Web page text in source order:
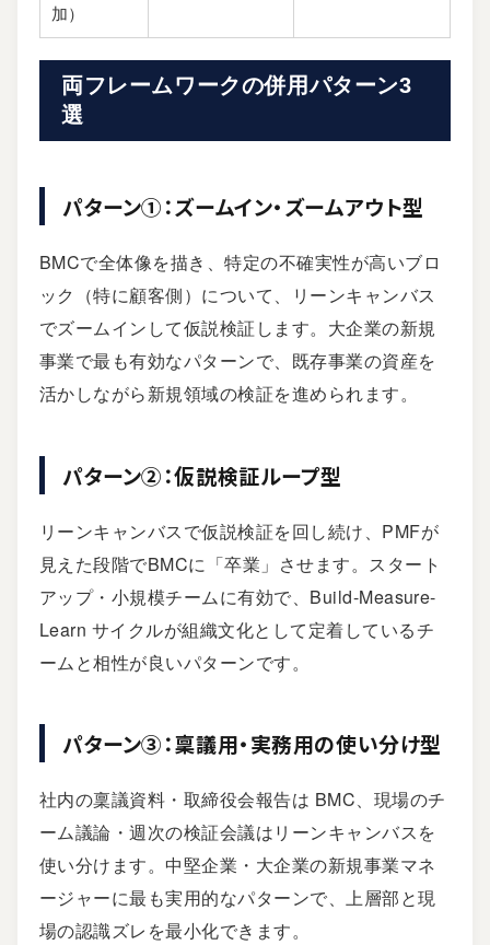
加）
両フレームワークの併用パターン3
選
パターン①：ズームイン・ズームアウト型
BMCで全体像を描き、特定の不確実性が高いブロ
ック（特に顧客側）について、リーンキャンバス
でズームインして仮説検証します。大企業の新規
事業で最も有効なパターンで、既存事業の資産を
活かしながら新規領域の検証を進められます。
パターン②：仮説検証ループ型
リーンキャンバスで仮説検証を回し続け、PMFが
見えた段階でBMCに「卒業」させます。スタート
アップ・小規模チームに有効で、Build-Measure-
Learn サイクルが組織文化として定着しているチ
ームと相性が良いパターンです。
パターン③：稟議用・実務用の使い分け型
社内の稟議資料・取締役会報告は BMC、現場のチ
ーム議論・週次の検証会議はリーンキャンバスを
使い分けます。中堅企業・大企業の新規事業マネ
ージャーに最も実用的なパターンで、上層部と現
場の認識ズレを最小化できます。